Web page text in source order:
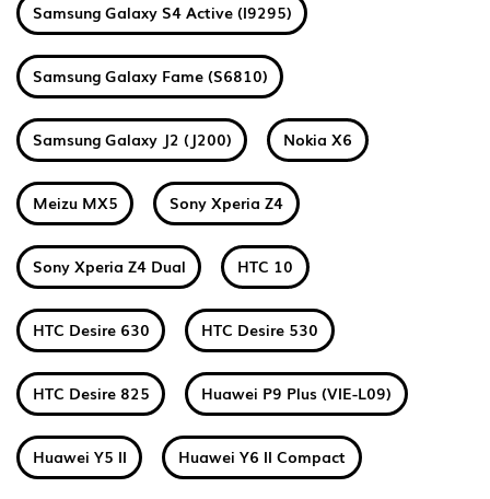
Samsung Galaxy S4 Active (I9295)
Samsung Galaxy Fame (S6810)
Samsung Galaxy J2 (J200) Nokia X6
Meizu MX5 Sony Xperia Z4
Sony Xperia Z4 Dual HTC 10
HTC Desire 630 HTC Desire 530
HTC Desire 825 Huawei P9 Plus (VIE-L09)
Huawei Y5 II Huawei Y6 II Compact